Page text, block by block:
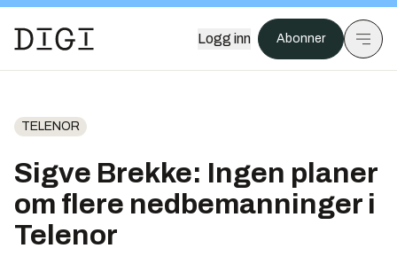
Logg inn Abonner
TELENOR
Sigve Brekke: Ingen planer
om flere nedbemanninger i
Telenor